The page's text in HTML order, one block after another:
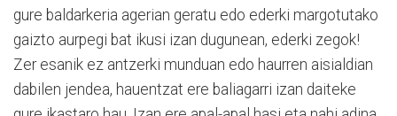
gure baldarkeria agerian geratu edo ederki margotutako
gaizto aurpegi bat ikusi izan dugunean, ederki zegok!
Zer esanik ez antzerki munduan edo haurren aisialdian
dabilen jendea, hauentzat ere baliagarri izan daiteke